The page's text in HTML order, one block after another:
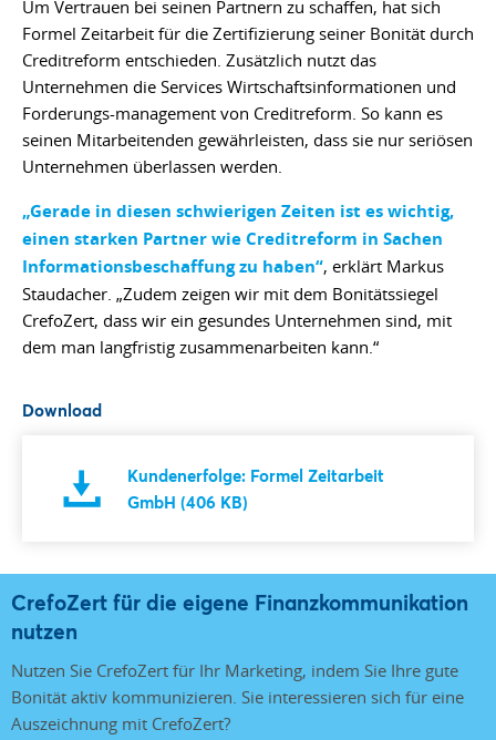
Um Vertrauen bei seinen Partnern zu schaffen, hat sich
Formel Zeitarbeit für die Zertifizierung seiner Bonität durch
Creditreform entschieden. Zusätzlich nutzt das
Unternehmen die Services Wirtschaftsinformationen und
Forderungs-management von Creditreform. So kann es
seinen Mitarbeitenden gewährleisten, dass sie nur seriösen
Unternehmen überlassen werden.
„Gerade in diesen schwierigen Zeiten ist es wichtig,
einen starken Partner wie Creditreform in Sachen
Informationsbeschaffung zu haben“, erklärt Markus
Staudacher. „Zudem zeigen wir mit dem Bonitätssiegel
CrefoZert, dass wir ein gesundes Unternehmen sind, mit
dem man langfristig zusammenarbeiten kann.“
Download
Kundenerfolge: Formel Zeitarbeit
GmbH (406 KB)
CrefoZert für die eigene Finanzkommunikation
nutzen
Nutzen Sie CrefoZert für Ihr Marketing, indem Sie Ihre gute
Bonität aktiv kommunizieren. Sie interessieren sich für eine
Auszeichnung mit CrefoZert?